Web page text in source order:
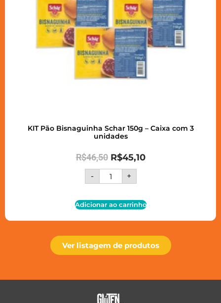
KIT Pão Bisnaguinha Schar 150g – Caixa com 3
unidades
R$46,50 R$45,10
- +
Adicionar ao carrinho
Ver listagem de produtos